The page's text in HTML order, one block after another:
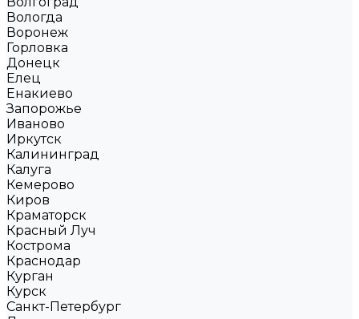
Вологда
Воронеж
Горловка
Донецк
Елец
Енакиево
Запорожье
Иваново
Иркутск
Калининград
Калуга
Кемерово
Киров
Краматорск
Красный Луч
Кострома
Краснодар
Курган
Курск
Санкт-Петербург